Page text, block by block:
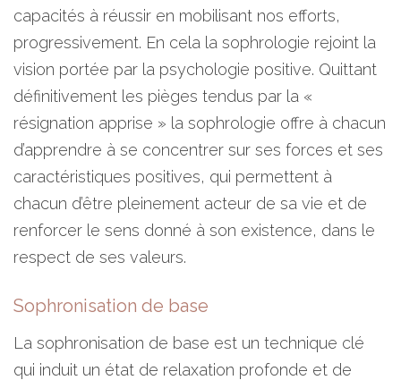
capacités à réussir en mobilisant nos efforts,
progressivement. En cela la sophrologie rejoint la
vision portée par la psychologie positive. Quittant
définitivement les pièges tendus par la «
résignation apprise » la sophrologie offre à chacun
d’apprendre à se concentrer sur ses forces et ses
caractéristiques positives, qui permettent à
chacun d’être pleinement acteur de sa vie et de
renforcer le sens donné à son existence, dans le
respect de ses valeurs.
Sophronisation de base
La sophronisation de base est un technique clé
qui induit un état de relaxation profonde et de